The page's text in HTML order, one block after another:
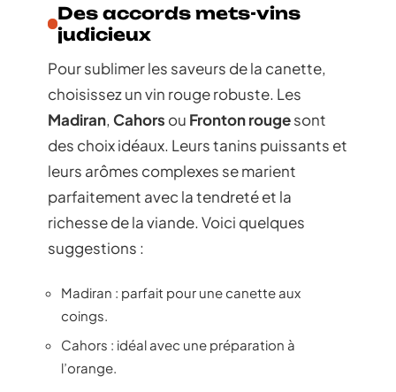
Des accords mets-vins
judicieux
Pour sublimer les saveurs de la canette,
choisissez un vin rouge robuste. Les
Madiran, Cahors ou Fronton rougesont
des choix idéaux. Leurs tanins puissants et
leurs arômes complexes se marient
parfaitement avec la tendreté et la
richesse de la viande. Voici quelques
suggestions :
Madiran : parfait pour une canette aux
coings.
Cahors : idéal avec une préparation à
l’orange.